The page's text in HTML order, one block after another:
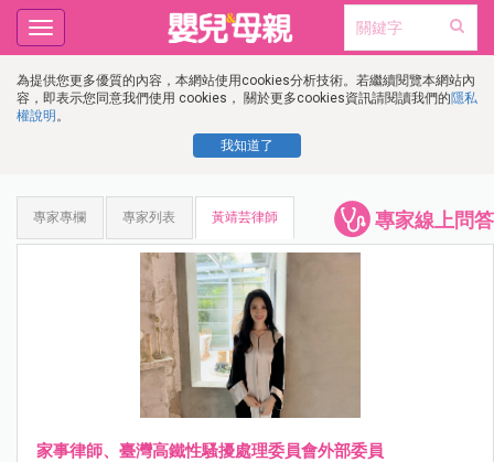
為提供您更多優質的內容，本網站使用cookies分析技術。若繼續閱覽本網站內
容，即表示您同意我們使用 cookies， 關於更多cookies資訊請閱讀我們的隱私
權說明 。
我知道了
Toggle
navigation
專家線上問答
專家專欄 專家列表 黃靖芸律師
家事律師、臺灣高鐵性騷擾處理委員會外部委員